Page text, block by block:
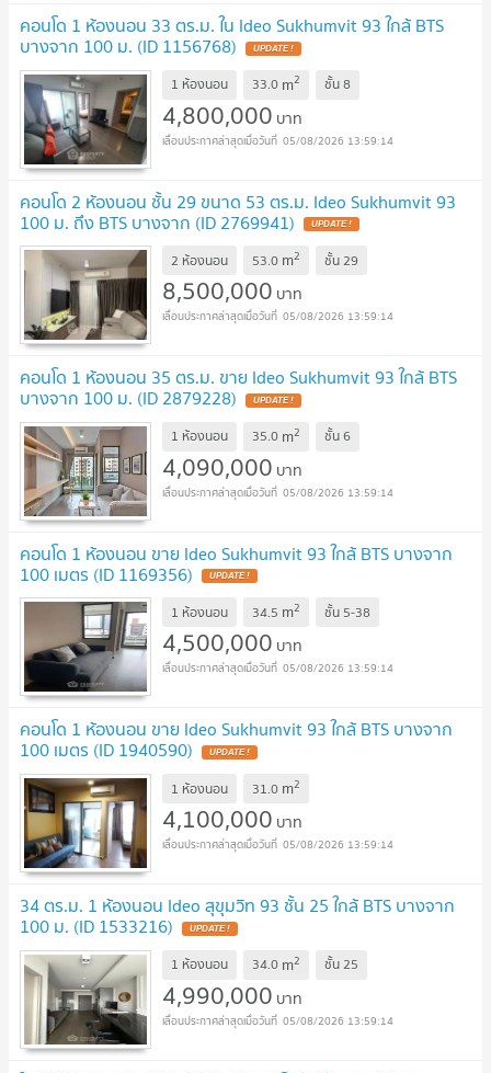
คอนโด 1 ห้องนอน 33 ตร.ม. ใน Ideo Sukhumvit 93 ใกล้ BTS
บางจาก 100 ม. (ID 1156768)
1 ห้องนอน 33.0 m2 ชั้น8
4,800,000 บาท
05/08/2026 13:59:14
คอนโด 2 ห้องนอน ชั้น 29 ขนาด 53 ตร.ม. Ideo Sukhumvit 93
100 ม. ถึง BTS บางจาก (ID 2769941)
2 ห้องนอน 53.0 m2 ชั้น29
8,500,000 บาท
05/08/2026 13:59:14
คอนโด 1 ห้องนอน 35 ตร.ม. ขาย Ideo Sukhumvit 93 ใกล้ BTS
บางจาก 100 ม. (ID 2879228)
1 ห้องนอน 35.0 m2 ชั้น6
4,090,000 บาท
05/08/2026 13:59:14
คอนโด 1 ห้องนอน ขาย Ideo Sukhumvit 93 ใกล้ BTS บางจาก
100 เมตร (ID 1169356)
1 ห้องนอน 34.5 m2 ชั้น 5-38
4,500,000 บาท
05/08/2026 13:59:14
คอนโด 1 ห้องนอน ขาย Ideo Sukhumvit 93 ใกล้ BTS บางจาก
100 เมตร (ID 1940590)
1 ห้องนอน 31.0 m2
4,100,000 บาท
05/08/2026 13:59:14
34 ตร.ม. 1 ห้องนอน Ideo สุขุมวิท 93 ชั้น 25 ใกล้ BTS บางจาก
100 ม. (ID 1533216)
1 ห้องนอน 34.0 m2 ชั้น25
4,990,000 บาท
05/08/2026 13:59:14